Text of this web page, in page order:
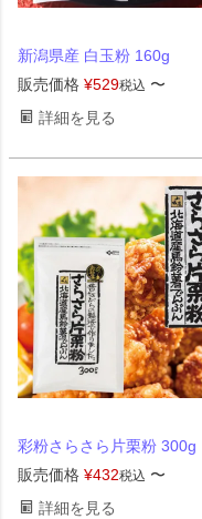
新潟県産 白玉粉 160g
販売価格 ¥529税込 〜
詳細を見る
彩粉さらさら片栗粉 300g
販売価格 ¥432税込 〜
詳細を見る